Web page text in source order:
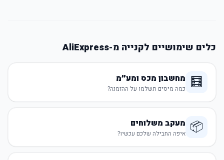
כלים שימושיים לקנייה מ-AliExpress
🧮 מחשבון מכס ומע״מ
כמה מיסים תשלמו על ההזמנה?
📦 מעקב משלוחים
איפה החבילה שלכם עכשיו?